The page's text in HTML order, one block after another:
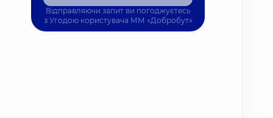
Відправляючи запит ви погоджуєтесь
з Угодою користувача ММ «Добробут»